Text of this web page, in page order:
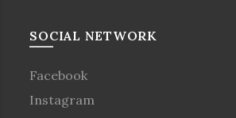
SOCIAL NETWORK
Facebook
Instagram